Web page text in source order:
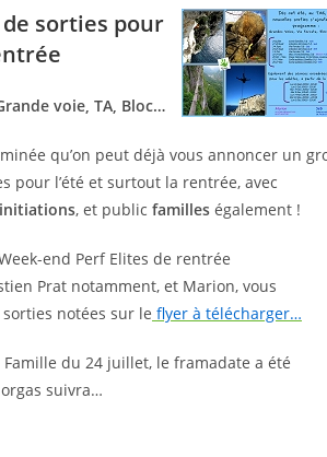
sorties pour
voie, TA, Bloc…
qu’on peut déjà vous annoncer un
pour l’été et surtout la rentrée, avec
initiations, et public familles également !
end Perf Elites de rentrée
Prat notamment, et Marion, vous
notées sur le flyer à télécharger…
Famille du 24 juillet, le framadate a été
suivra…